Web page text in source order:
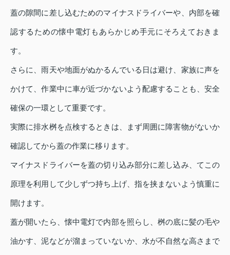
蓋の隙間に差し込むためのマイナスドライバーや、内部を確
認するための懐中電灯もあらかじめ手元にそろえておきま
す。
さらに、雨天や地面がぬかるんでいる日は避け、家族に声を
かけて、作業中に車が近づかないよう配慮することも、安全
確保の一環として重要です。
実際に排水桝を点検するときは、まず周囲に障害物がないか
確認してから蓋の作業に移ります。
マイナスドライバーを蓋の切り込み部分に差し込み、てこの
原理を利用して少しずつ持ち上げ、指を挟まないよう慎重に
開けます。
蓋が開いたら、懐中電灯で内部を照らし、桝の底に髪の毛や
油かす、泥などが溜まっていないか、水が不自然な高さまで